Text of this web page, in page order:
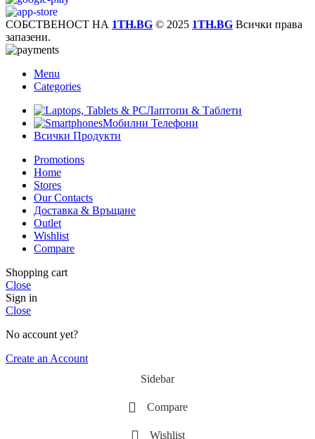
СОБСТВЕНОСТ НА 1TH.BG © 2025 1TH.BG Всички права
запазени.
Menu
Categories
Лаптопи & Таблети
Мобилни Телефони
Всички Продукти
Promotions
Home
Stores
Our Contacts
Доставка & Връщане
Outlet
Wishlist
Compare
Shopping cart
Close
Sign in
Close
No account yet?
Create an Account
Sidebar
Compare
Wishlist